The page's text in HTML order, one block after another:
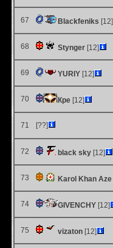
67 Blackfeniks [12]
68 Stynger [12]
69 YURIY [12]
70 Кре [12]
71 [??]
72 black sky [12]
73 Karol Khan Aze
74 GIVENCHY [12]
75 vizaton [12]